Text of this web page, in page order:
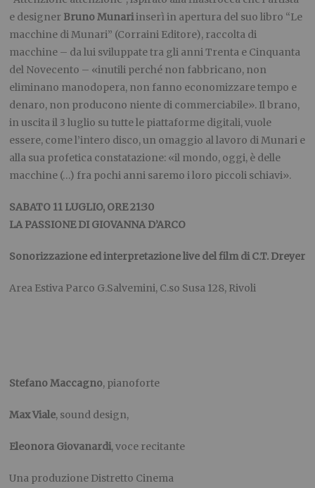
e designer Bruno Munariinserì in apertura del suo libro “Le
macchine di Munari” (Corraini Editore), raccolta di
macchine – da lui sviluppate tra gli anni Trenta e Cinquanta
del Novecento – «inutili perché non fabbricano, non
eliminano manodopera, non fanno economizzare tempo e
denaro, non producono niente di commerciabile». Il brano,
in uscita il 3 luglio su tutte le piattaforme digitali, vuole
essere, come l’intero disco, un omaggio al lavoro di Munari e
alla sua profetica constatazione: «il mondo, oggi, è delle
macchine (…) fra pochi anni saremo i loro piccoli schiavi».
SABATO 11 LUGLIO, ORE 21:30
LA PASSIONE DI GIOVANNA D’ARCO
Sonorizzazione ed interpretazione live del film di C.T. Dreyer
Area Estiva Parco G.Salvemini, C.so Susa 128, Rivoli
Stefano Maccagno, pianoforte
Max Viale, sound design,
Eleonora Giovanardi, voce recitante
Una produzione Distretto Cinema